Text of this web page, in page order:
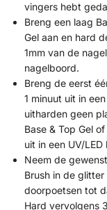
vingers hebt
Breng een laag
Gel aan en hard
1mm van de
nagelboord.
Breng de eerst
1 minuut uit in
uitharden geen
Base & Top Gel
uit in een UV/LED
Neem de
Brush in de
doorpoetsen tot
Hard vervolgens